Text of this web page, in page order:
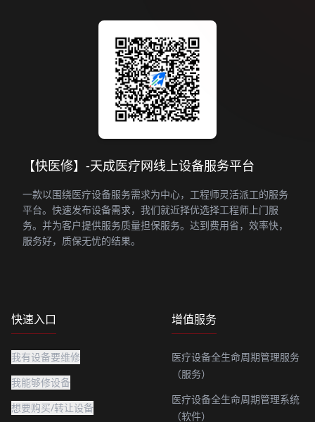
【快医修】-天成医疗网线上设备服务平台
一款以围绕医疗设备服务需求为中心，工程师灵活派工的服务
平台。快速发布设备需求，我们就近择优选择工程师上门服
务。并为客户提供服务质量担保服务。达到费用省，效率快，
服务好，质保无忧的结果。
快速入口
我有设备要维修
我能够修设备
想要购买/转让设备
增值服务
医疗设备全生命周期管理服务
（服务）
医疗设备全生命周期管理系统
（软件）